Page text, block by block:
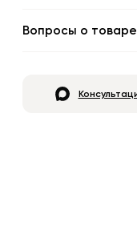
Вопросы о товаре